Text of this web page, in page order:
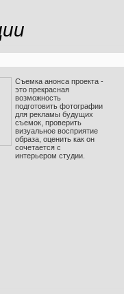
Съемка анонса проекта -
это прекрасная
возможность
подготовить фотографии
для рекламы будущих
съемок, проверить
визуальное восприятие
образа, оценить как он
сочетается с
интерьером студии.